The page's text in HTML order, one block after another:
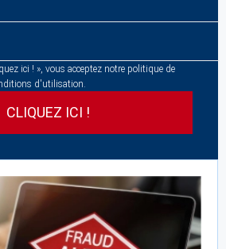
ici ! », vous acceptez notre politique de
d'utilisation.